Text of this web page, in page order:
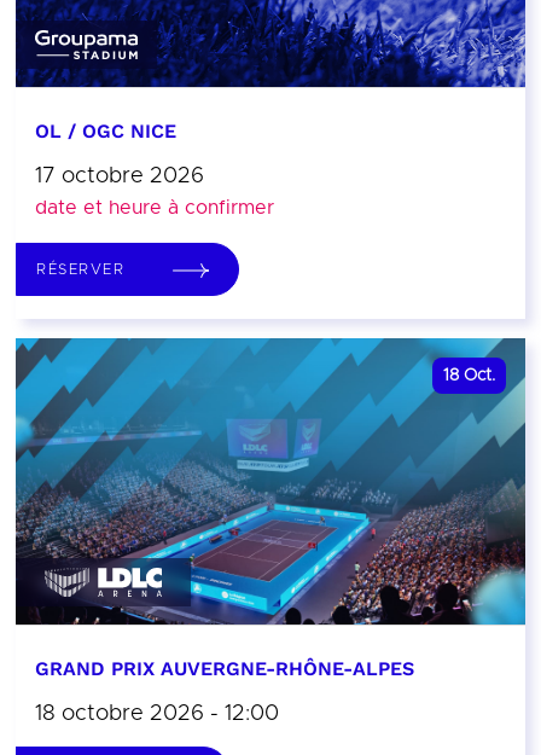
OL / OGC NICE
17 octobre 2026
date et heure à confirmer
RÉSERVER
18 Oct.
GRAND PRIX AUVERGNE-RHÔNE-ALPES
18 octobre 2026 - 12:00